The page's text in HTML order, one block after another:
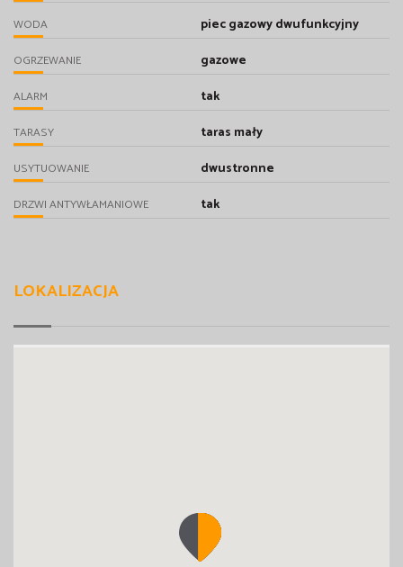
WODA piec gazowy dwufunkcyjny
OGRZEWANIE gazowe
ALARM tak
TARASY taras mały
USYTUOWANIE dwustronne
DRZWI ANTYWŁAMANIOWE tak
LOKALIZACJA